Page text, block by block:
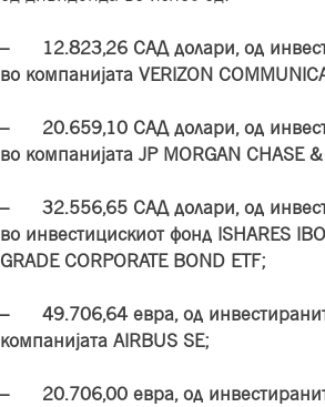
– 12.823,26 САД долари, од
во компанијата VERIZON
– 20.659,10 САД долари, од
во компанијата JP MORGAN CHASE
– 32.556,65 САД долари, од
во инвестицискиот фонд ISHARES
GRADE CORPORATE BOND ETF;
– 49.706,64 евра, од
компанијата AIRBUS SE;
– 20.706,00 евра, од